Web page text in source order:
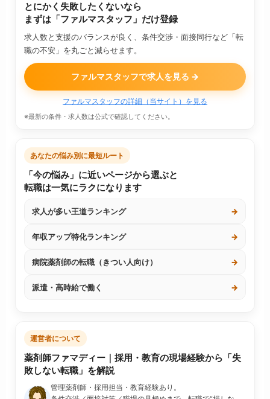
とにかく失敗したくないなら
まずは「ファルマスタッフ」だけ登録
求人数と支援のバランスが良く、条件交渉・面接同行など「転
職の不安」を丸ごと減らせます。
ファルマスタッフで求人を見る →
ファルマスタッフの詳細（当サイト）を見る
※最新の条件・求人数は公式で確認してください。
あなたの悩み別に最短ルート
「今の悩み」に近いページから選ぶと
転職は一気にラクになります
求人が多い王道ランキング →
年収アップ特化ランキング →
病院薬剤師の転職（きつい人向け） →
派遣・高時給で働く →
運営者について
薬剤師ファマディー｜採用・教育の現場経験から「失
敗しない転職」を解説
管理薬剤師・採用担当・教育経験あり。